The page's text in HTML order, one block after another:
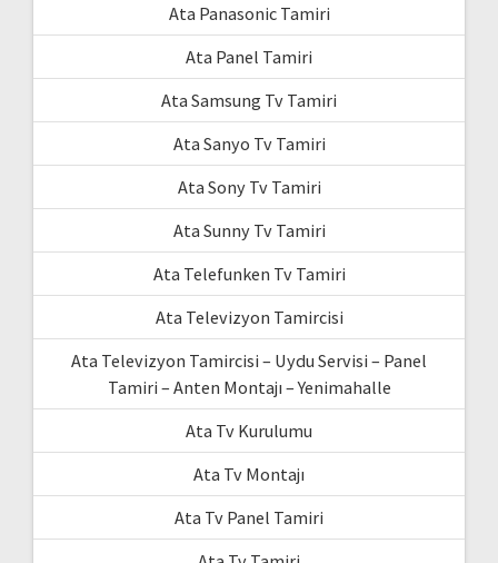
Ata Panasonic Tamiri
Ata Panel Tamiri
Ata Samsung Tv Tamiri
Ata Sanyo Tv Tamiri
Ata Sony Tv Tamiri
Ata Sunny Tv Tamiri
Ata Telefunken Tv Tamiri
Ata Televizyon Tamircisi
Ata Televizyon Tamircisi – Uydu Servisi – Panel
Tamiri – Anten Montajı – Yenimahalle
Ata Tv Kurulumu
Ata Tv Montajı
Ata Tv Panel Tamiri